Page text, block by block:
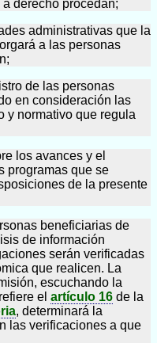
derecho procedan;
administrativas que la
a las personas
de las personas
en consideración las
y normativo que regula
los avances y el
programas que se
de la presente
beneficiarias de
de información
serán verificadas
que realicen. La
escuchando la
el artículo 16 de la
, determinará la
las verificaciones a que